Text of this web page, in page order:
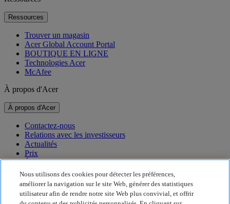
Ressources
Trouver un magasin
Acer Global Account Portal
BOUTIQUE EN LIGNE
Technologies Acer
McAfee
À propos d'Acer
À propos d'Acer
Contactez-nous
Relations avec les investisseurs
Actualités
Prix
Événements
Développement durable
Développement durable
Nous utilisons des cookies pour détecter les préférences,
améliorer la navigation sur le site Web, générer des statistiques
utilisateur afin de rendre notre site Web plus convivial, et offrir